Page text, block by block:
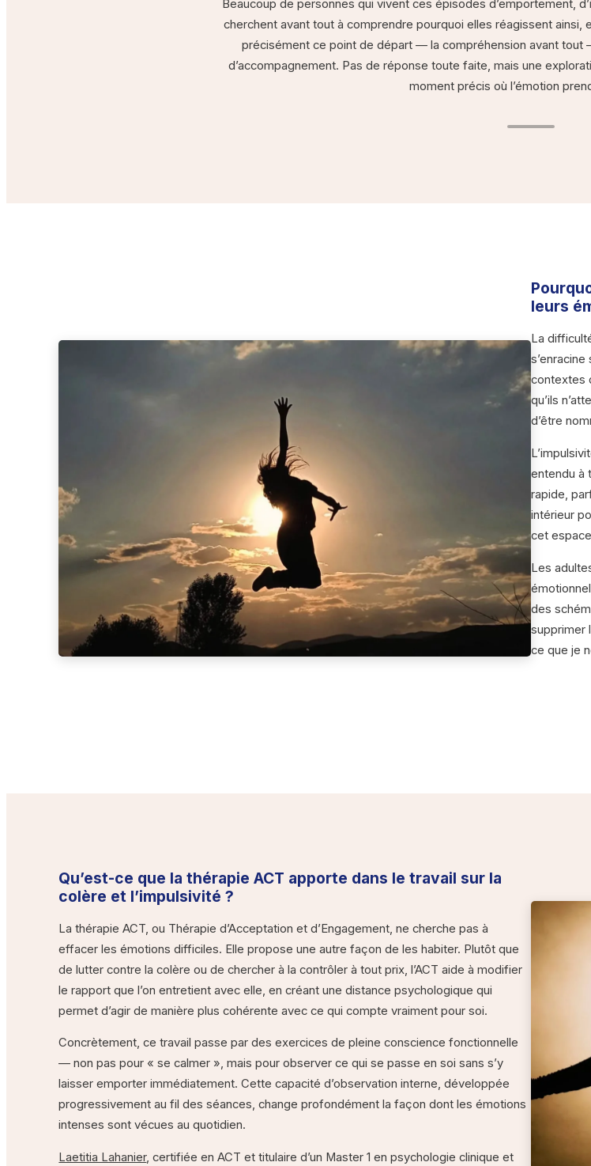
Beaucoup de personnes qui vivent ces épisodes d’emportement,
cherchent avant tout à comprendre pourquoi elles réagissent ainsi,
précisément ce point de départ — la compréhension avant tout
d’accompagnement. Pas de réponse toute faite, mais une
moment précis où l’émotion
leurs
La
contextes
qu’ils
d’être
entendu à
rapide,
intérieur
cet
Les
des
supprimer
ce que je
Qu’est-ce que la thérapie ACT apporte dans le travail sur la
colère et l’impulsivité ?
La thérapie ACT, ou Thérapie d’Acceptation et d’Engagement, ne cherche pas à
effacer les émotions difficiles. Elle propose une autre façon de les habiter. Plutôt que
de lutter contre la colère ou de chercher à la contrôler à tout prix, l’ACT aide à modifier
le rapport que l’on entretient avec elle, en créant une distance psychologique qui
permet d’agir de manière plus cohérente avec ce qui compte vraiment pour soi.
Concrètement, ce travail passe par des exercices de pleine conscience fonctionnelle
— non pas pour « se calmer », mais pour observer ce qui se passe en soi sans s’y
laisser emporter immédiatement. Cette capacité d’observation interne, développée
progressivement au fil des séances, change profondément la façon dont les émotions
intenses sont vécues au quotidien.
Laetitia Lahanier, certifiée en ACT et titulaire d’un Master 1 en psychologie clinique et